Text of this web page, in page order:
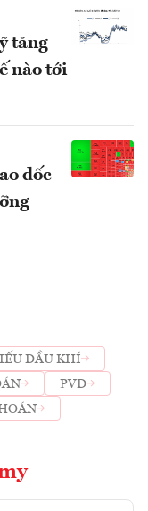
tăng
nào tới
dốc
DẦU KHÍ
PVD